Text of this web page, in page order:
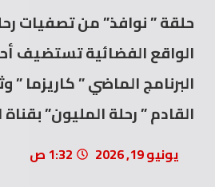
حلقة ” نوافذ” من تصفيات
الواقع الفضائية تستضيف
البرنامج الماضي ” كاريزما ”
القادم ” رحلة المليون” بقناة
يونيو 19, 2026 1:32 ص